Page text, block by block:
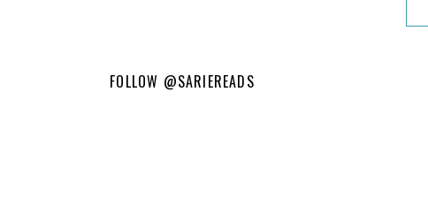
FOLLOW @SARIEREADS